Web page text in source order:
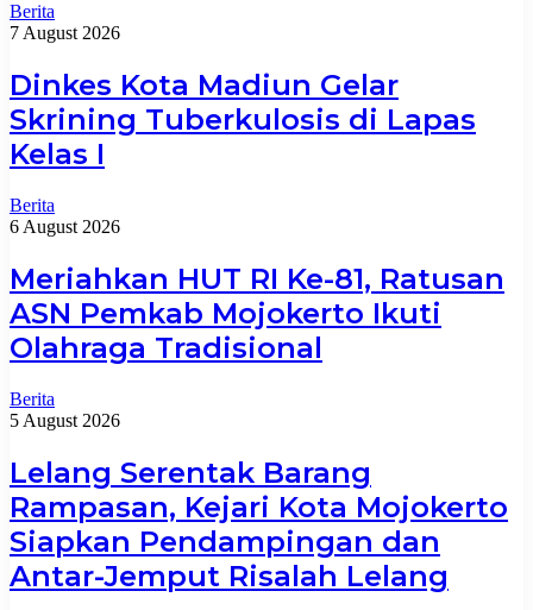
Berita
7 August 2026
Dinkes Kota Madiun Gelar
Skrining Tuberkulosis di Lapas
Kelas I
Berita
6 August 2026
Meriahkan HUT RI Ke-81, Ratusan
ASN Pemkab Mojokerto Ikuti
Olahraga Tradisional
Berita
5 August 2026
Lelang Serentak Barang
Rampasan, Kejari Kota Mojokerto
Siapkan Pendampingan dan
Antar-Jemput Risalah Lelang